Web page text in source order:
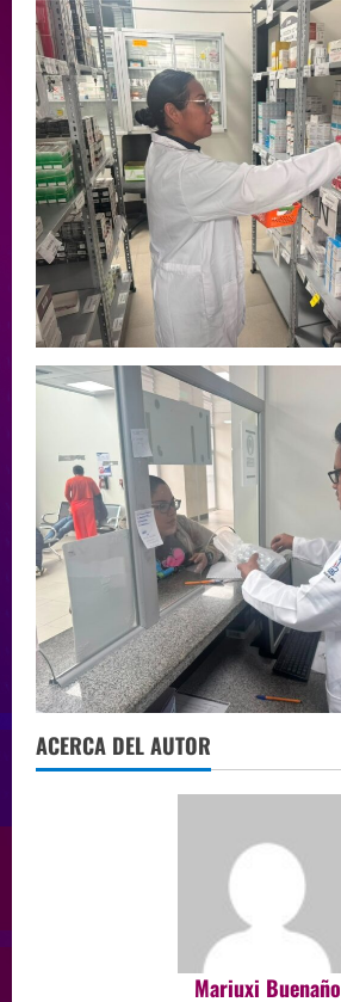
ACERCA DEL AUTOR
Mariuxi Buenaño